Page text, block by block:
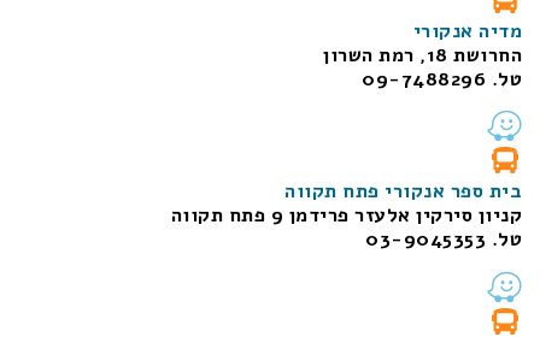
מדיה אנקורי
החרושת 18, רמת השרון
טל. 09-7488296
בית ספר אנקורי פתח תקווה
קניון סירקין אלעזר פרידמן 9 פתח תקווה
טל. 03-9045353